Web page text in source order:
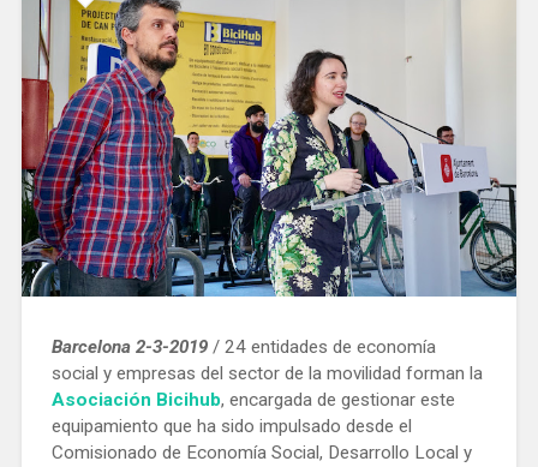
Barcelona 2-3-2019/ 24 entidades de economía
social y empresas del sector de la movilidad forman la
Asociación Bicihub, encargada de gestionar este
equipamiento que ha sido impulsado desde el
Comisionado de Economía Social, Desarrollo Local y